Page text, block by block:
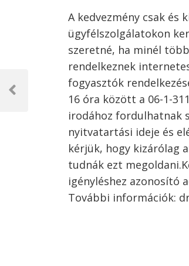
A kedvezmény csak és
ügyfélszolgálatokon
szeretné, ha minél
rendelkeznek
fogyasztók
16 óra között a 06-1-
irodához fordulhatnak
nyitvatartási ideje és
kérjük, hogy kizárólag
tudnák ezt
igényléshez azonosító
További információk:
Bejegyzés
navigáció
Previous